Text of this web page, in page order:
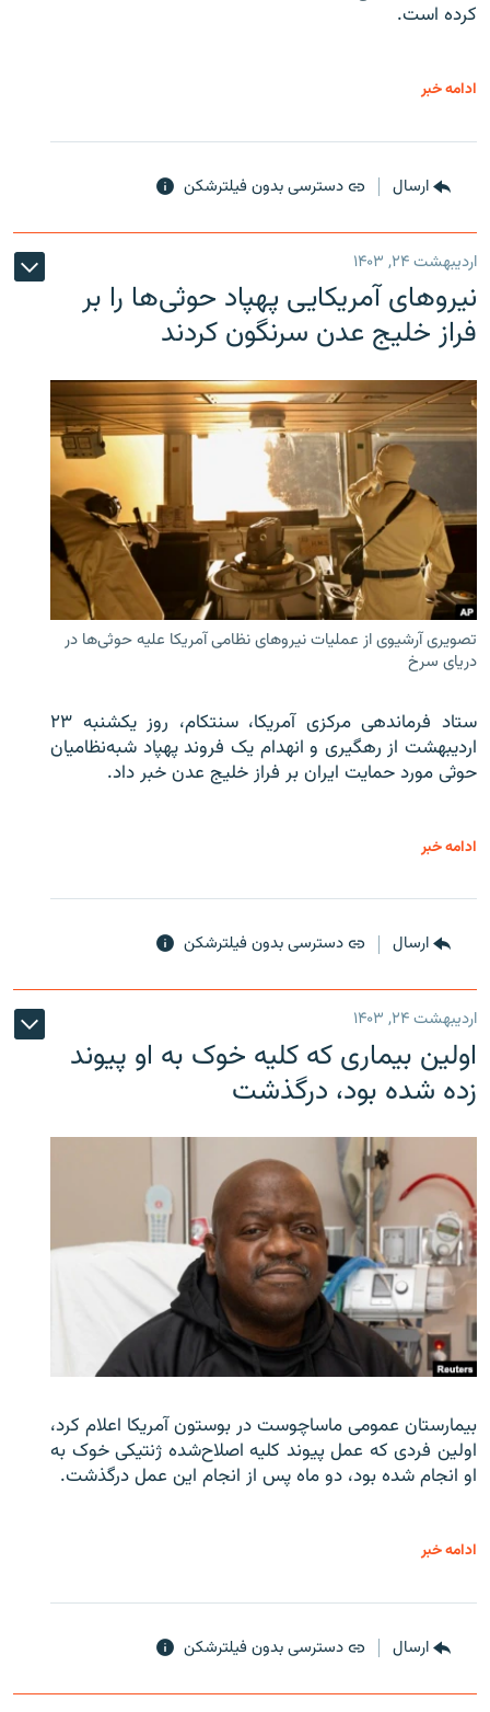
کرده است.
ادامه خبر
ارسال دسترسی بدون فیلترشکن
اردیبهشت ۲۴, ۱۴۰۳
نیروهای آمریکایی پهپاد حوثی‌ها را بر
فراز خلیج عدن سرنگون کردند
تصویری آرشیوی از عملیات نیروهای نظامی آمریکا علیه حوثی‌ها در
دریای سرخ
ستاد فرماندهی مرکزی آمریکا، سنتکام، روز یکشنبه ۲۳
اردیبهشت از رهگیری و انهدام یک فروند پهپاد شبه‌نظامیان
حوثی‌ مورد حمایت ایران بر فراز خلیج عدن خبر داد.
ادامه خبر
ارسال دسترسی بدون فیلترشکن
اردیبهشت ۲۴, ۱۴۰۳
اولین بیماری که کلیه خوک به او پیوند
زده شده بود، درگذشت
بیمارستان عمومی ماساچوست در بوستون آمریکا اعلام کرد،
اولین فردی که عمل پیوند کلیه اصلاح‌شده ژنتیکی خوک به
او انجام شده بود، دو ماه پس از انجام این عمل درگذشت.
ادامه خبر
ارسال دسترسی بدون فیلترشکن